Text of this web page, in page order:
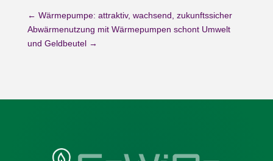
← Wärmepumpe: attraktiv, wachsend, zukunftssicher
Abwärmenutzung mit Wärmepumpen schont Umwelt
und Geldbeutel→